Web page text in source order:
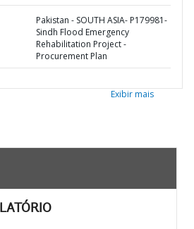
Pakistan - SOUTH ASIA- P179981-
Sindh Flood Emergency
Rehabilitation Project -
Procurement Plan
Exibir mais